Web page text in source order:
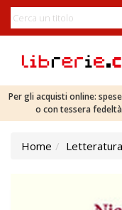
Per gli acquisti online:
o con tessera
Home Letteratura